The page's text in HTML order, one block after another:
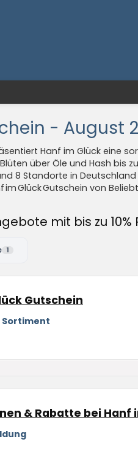
- August
Hanf im Glück eine
über Öle und Hash bis
8 Standorte in
Glück Gutschein von
mit bis zu 10%
1
Gutschein
Sortiment
& Rabatte bei Hanf